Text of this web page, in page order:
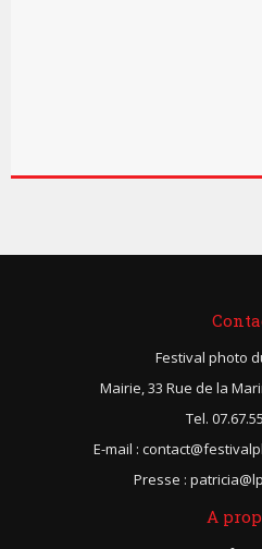
Festival photo
Mairie, 33 Rue de la
Tel.
E-mail :
Presse :
A